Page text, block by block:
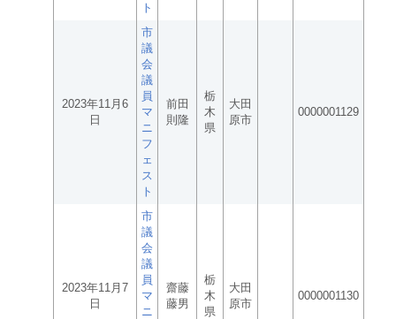
ト
2023年11月6
日
市
議
会
議
員
マ
ニ
フ
ェ
ス
ト
前田
則隆
栃
木
県
大田
原市
0000001129
2023年11月7
日
市
議
会
議
員
マ
ニ
齋藤
藤男
栃
木
県
大田
原市
0000001130